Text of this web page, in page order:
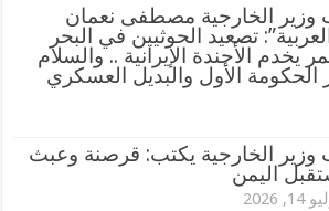
وزير الخارجية مصطفى نعمان
تصعيد الحوثيين في البحر
يخدم الأجندة الإيرانية .. والسلام
الحكومة الأول والبديل العسكري
وزير الخارجية يكتب: قرصنة وعبث
اليمن
14, 2026